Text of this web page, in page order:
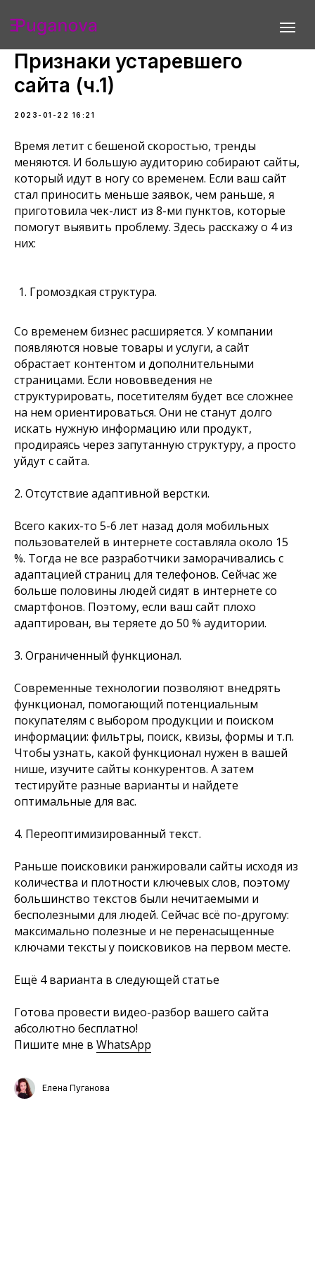
Признаки устаревшего
сайта (ч.1)
2023-01-22 16:21
Время летит с бешеной скоростью, тренды
меняются. И большую аудиторию собирают сайты,
который идут в ногу со временем. Если ваш сайт
стал приносить меньше заявок, чем раньше, я
приготовила чек-лист из 8-ми пунктов, которые
помогут выявить проблему. Здесь расскажу о 4 из
них:
Громоздкая структура.
Со временем бизнес расширяется. У компании
появляются новые товары и услуги, а сайт
обрастает контентом и дополнительными
страницами. Если нововведения не
структурировать, посетителям будет все сложнее
на нем ориентироваться. Они не станут долго
искать нужную информацию или продукт,
продираясь через запутанную структуру, а просто
уйдут с сайта.
2. Отсутствие адаптивной верстки.
Всего каких-то 5-6 лет назад доля мобильных
пользователей в интернете составляла около 15
%. Тогда не все разработчики заморачивались с
адаптацией страниц для телефонов. Сейчас же
больше половины людей сидят в интернете со
смартфонов. Поэтому, если ваш сайт плохо
адаптирован, вы теряете до 50 % аудитории.
3. Ограниченный функционал.
Современные технологии позволяют внедрять
функционал, помогающий потенциальным
покупателям с выбором продукции и поиском
информации: фильтры, поиск, квизы, формы и т.п.
Чтобы узнать, какой функционал нужен в вашей
нише, изучите сайты конкурентов. А затем
тестируйте разные варианты и найдете
оптимальные для вас.
4. Переоптимизированный текст.
Раньше поисковики ранжировали сайты исходя из
количества и плотности ключевых слов, поэтому
большинство текстов были нечитаемыми и
бесполезными для людей. Сейчас всё по-другому:
максимально полезные и не перенасыщенные
ключами тексты у поисковиков на первом месте.
Ещё 4 варианта в следующей статье
Готова провести видео-разбор вашего сайта
абсолютно бесплатно!
Пишите мне в WhatsApp
Елена Пуганова
НАВЕРХ
Согласие на обработку персональных данных
Политика конфиденциальности